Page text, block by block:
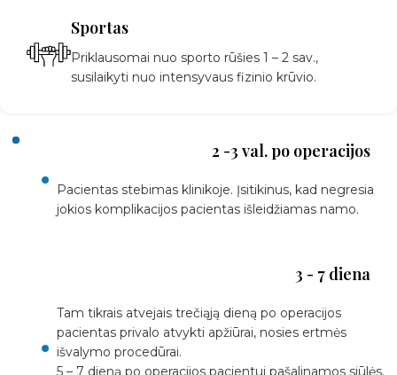
Sportas
Priklausomai nuo sporto rūšies 1 – 2 sav.,
susilaikyti nuo intensyvaus fizinio krūvio.
2 -3 val. po operacijos
Pacientas stebimas klinikoje. Įsitikinus, kad negresia
jokios komplikacijos pacientas išleidžiamas namo.
3 - 7 diena
Tam tikrais atvejais trečiąją dieną po operacijos
pacientas privalo atvykti apžiūrai, nosies ertmės
išvalymo procedūrai.
5 – 7 dieną po operacijos pacientui pašalinamos siūlės.